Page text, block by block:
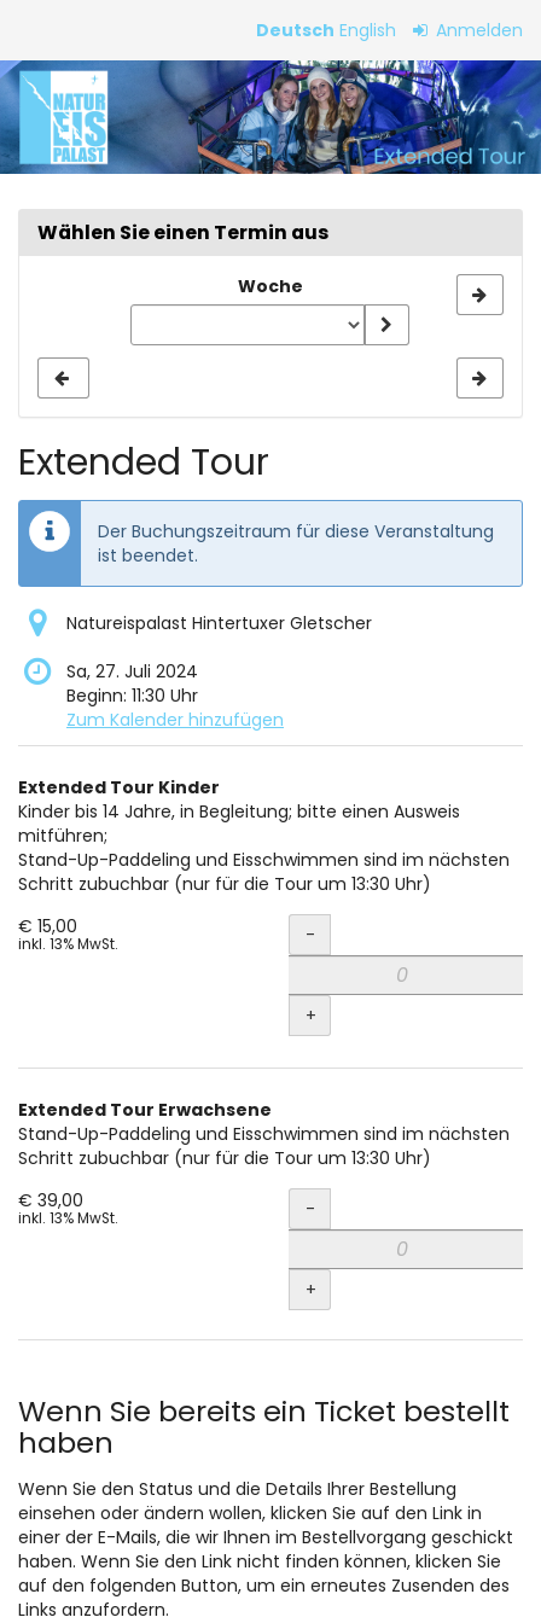
Inhalt
springen
Deutsch English Anmelden
Extended
Tour
Wählen Sie einen Termin aus
Woche
Extended Tour
Der Buchungszeitraum für diese Veranstaltung
ist beendet.
Natureispalast Hintertuxer Gletscher
Sa, 27. Juli 2024
Beginn: 11:30 Uhr
Zum Kalender hinzufügen
Produkte
Unkategorisierte
Produkte
Extended Tour Kinder
Kinder bis 14 Jahre, in Begleitung; bitte einen Ausweis
mitführen;
Stand-Up-Paddeling und Eisschwimmen sind im nächsten
Schritt zubuchbar (nur für die Tour um 13:30 Uhr)
€ 15,00
inkl. 13% MwSt. Menge
-
+
Extended Tour Erwachsene
Stand-Up-Paddeling und Eisschwimmen sind im nächsten
Schritt zubuchbar (nur für die Tour um 13:30 Uhr)
€ 39,00
inkl. 13% MwSt. Menge
-
+
Wenn Sie bereits ein Ticket bestellt
haben
Wenn Sie den Status und die Details Ihrer Bestellung
einsehen oder ändern wollen, klicken Sie auf den Link in
einer der E-Mails, die wir Ihnen im Bestellvorgang geschickt
haben. Wenn Sie den Link nicht finden können, klicken Sie
auf den folgenden Button, um ein erneutes Zusenden des
Links anzufordern.